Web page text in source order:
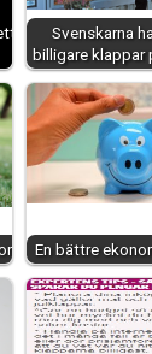
Svenskarna
billigare klappar
En bättre